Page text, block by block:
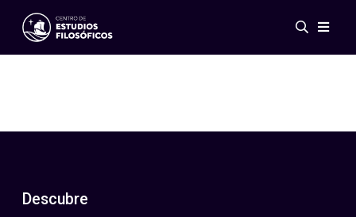
Eventos
ES
EN
Descubre